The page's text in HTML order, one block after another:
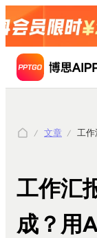
博思AIPPT
博思白板
博思设计Pixso
文章 工作
工作汇
成？用